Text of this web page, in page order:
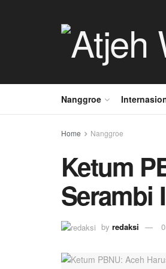
Nanggroe
Home Nanggroe
Ketum
Serambi
by redaksi